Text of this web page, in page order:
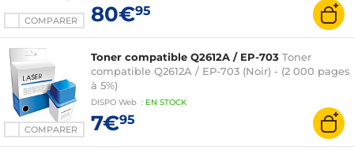
COMPARER 80€95
COMPARER
Toner compatible Q2612A / EP-703 Toner
compatible Q2612A / EP-703 (Noir) - (2 000 pages
à 5%)
DISPO Web : EN STOCK
7€95